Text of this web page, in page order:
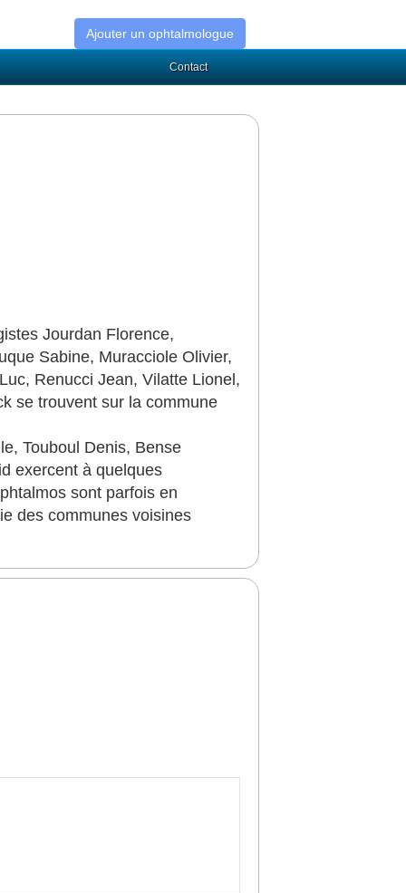
Ajouter un ophtalmologue
Contact
Jourdan Florence,
Sabine, Muracciole Olivier,
Renucci Jean, Vilatte Lionel,
se trouvent sur la commune
Touboul Denis, Bense
exercent à quelques
sont parfois en
des communes voisines